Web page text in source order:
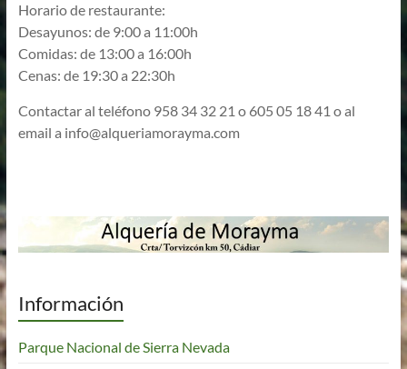
Horario de restaurante:
Desayunos: de 9:00 a 11:00h
Comidas: de 13:00 a 16:00h
Cenas: de 19:30 a 22:30h
Contactar al teléfono 958 34 32 21 o 605 05 18 41 o al
email a info@alqueriamorayma.com
Información
Parque Nacional de Sierra Nevada